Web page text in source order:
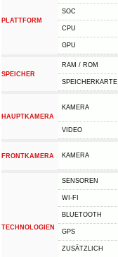
PLATTFORM
SOC
CPU
GPU
SPEICHER
RAM / ROM
SPEICHERKARTE
HAUPTKAMERA
KAMERA
VIDEO
FRONTKAMERA KAMERA
TECHNOLOGIEN
SENSOREN
WI-FI
BLUETOOTH
GPS
ZUSÄTZLICH